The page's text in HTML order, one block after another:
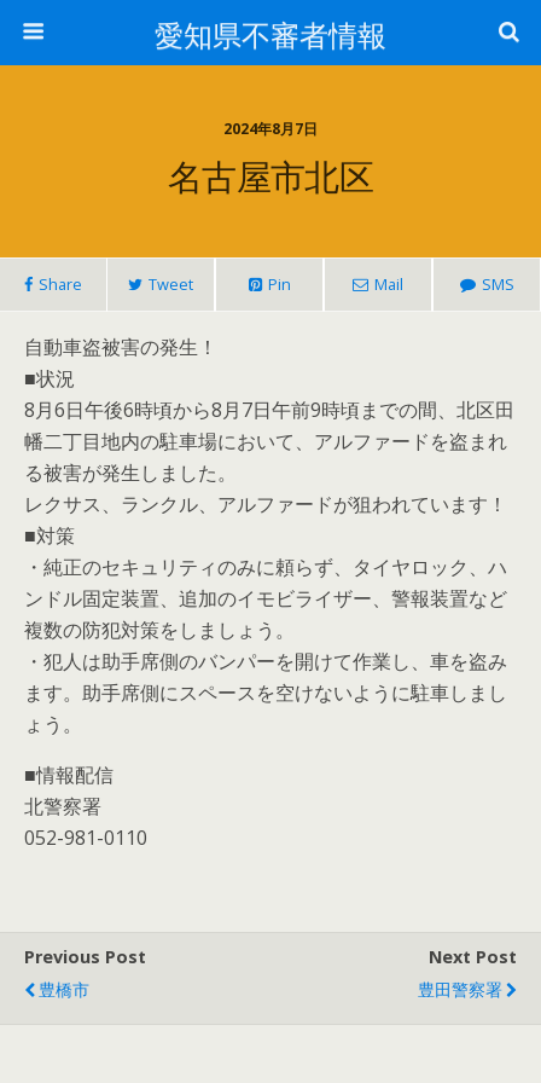
愛知県不審者情報
2024年8月7日
名古屋市北区
Share Tweet Pin Mail SMS
自動車盗被害の発生！
■状況
8月6日午後6時頃から8月7日午前9時頃までの間、北区田
幡二丁目地内の駐車場において、アルファードを盗まれ
る被害が発生しました。
レクサス、ランクル、アルファードが狙われています！
■対策
・純正のセキュリティのみに頼らず、タイヤロック、ハ
ンドル固定装置、追加のイモビライザー、警報装置など
複数の防犯対策をしましょう。
・犯人は助手席側のバンパーを開けて作業し、車を盗み
ます。助手席側にスペースを空けないように駐車しまし
ょう。
■情報配信
北警察署
052-981-0110
Previous Post
豊橋市
Next Post
豊田警察署